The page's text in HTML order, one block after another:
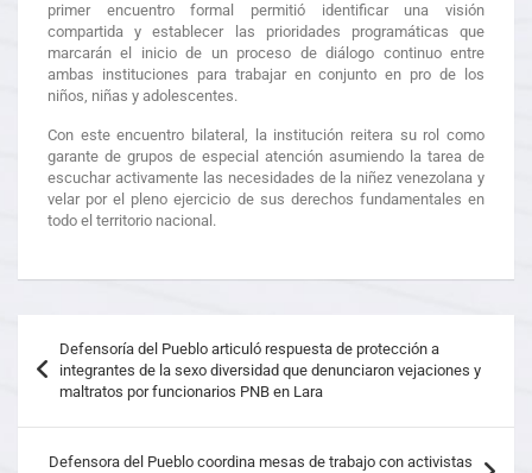
primer encuentro formal permitió identificar una visión
compartida y establecer las prioridades programáticas que
marcarán el inicio de un proceso de diálogo continuo entre
ambas instituciones para trabajar en conjunto en pro de los
niños, niñas y adolescentes.
Con este encuentro bilateral, la institución reitera su rol como
garante de grupos de especial atención asumiendo la tarea de
escuchar activamente las necesidades de la niñez venezolana y
velar por el pleno ejercicio de sus derechos fundamentales en
todo el territorio nacional.
Defensoría del Pueblo articuló respuesta de protección a
integrantes de la sexo diversidad que denunciaron vejaciones y
maltratos por funcionarios PNB en Lara
Defensora del Pueblo coordina mesas de trabajo con activistas